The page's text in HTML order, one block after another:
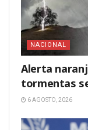
NACIONAL
Alerta
tormentas
6 AGOSTO, 2026